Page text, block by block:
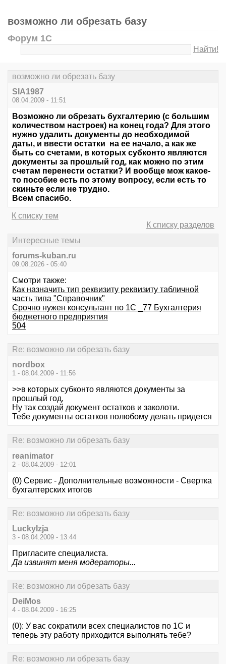
возможно ли обрезать базу
Форум 1С
Найти!
возможно ли обрезать базу
SIA1987
08.04.2009 - 11:51
Возможно ли обрезать бухгалтерию (с большим
количеством настроек) на конец года? Для этого
нужно удалить документы до необходимой
даты, и ввести остатки на ее начало, а как же
быть со счетами, в которых субконто являются
документы за прошлый год, как можно по этим
счетам перенести остатки? И вообще мож какое-
то пособие есть по этому вопросу, если есть то
скиньте если не трудно.
Всем спасибо.
К списку тем
К списку разделов
Интересные темы
forums-kuban.ru
09.08.2026 - 05:40
Смотри также:
Как назначить тип реквизиту реквизиту табличной
часть типа "Справочник"
Срочно нужен консультант по 1С _77 Бухгалтерия
бюджетного предприятия
504
Re: возможно ли обрезать базу
nordbox
1 - 08.04.2009 - 11:56
>>в которых субконто являются документы за
прошлый год,
Ну так создай документ остатков и заколоти.
Тебе документы остатков полюбому делать придется
Re: возможно ли обрезать базу
reanimator
2 - 08.04.2009 - 12:01
(0) Сервис - Дополнительные возможности - Свертка
бухгалтерских итогов
Re: возможно ли обрезать базу
LuckyIzja
3 - 08.04.2009 - 13:44
Пригласите специалиста.
Да извинят меня модераторы...
Re: возможно ли обрезать базу
DeiMos
4 - 08.04.2009 - 16:25
(0): У вас сократили всех специалистов по 1C и
теперь эту работу приходится выполнять тебе?
Re: возможно ли обрезать базу